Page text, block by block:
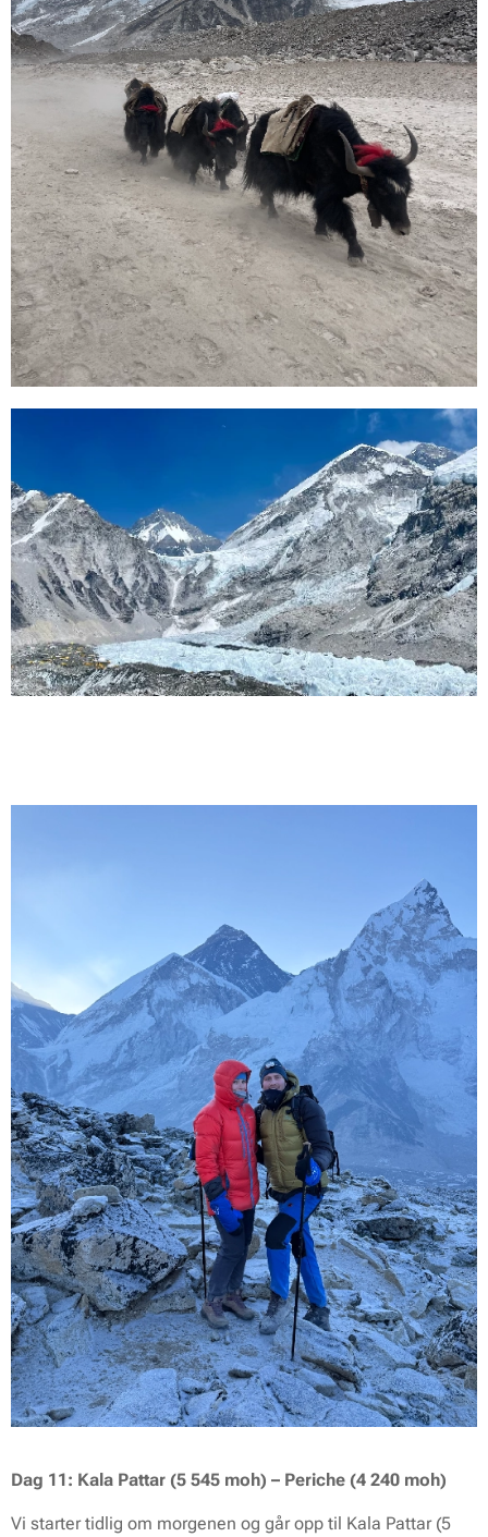
Dag 11: Kala Pattar (5 545 moh) – Periche (4 240 moh)
Vi starter tidlig om morgenen og går opp til Kala Pattar (5